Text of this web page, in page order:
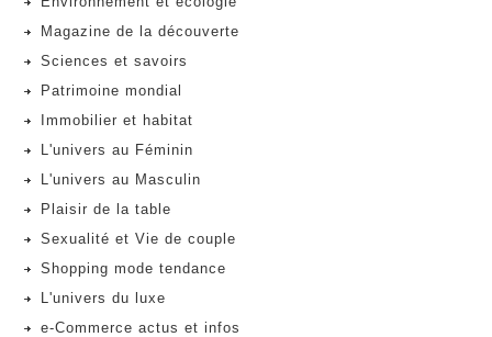
Magazine de la découverte
Sciences et savoirs
Patrimoine mondial
Immobilier et habitat
L'univers au Féminin
L'univers au Masculin
Plaisir de la table
Sexualité et Vie de couple
Shopping mode tendance
L'univers du luxe
e-Commerce actus et infos